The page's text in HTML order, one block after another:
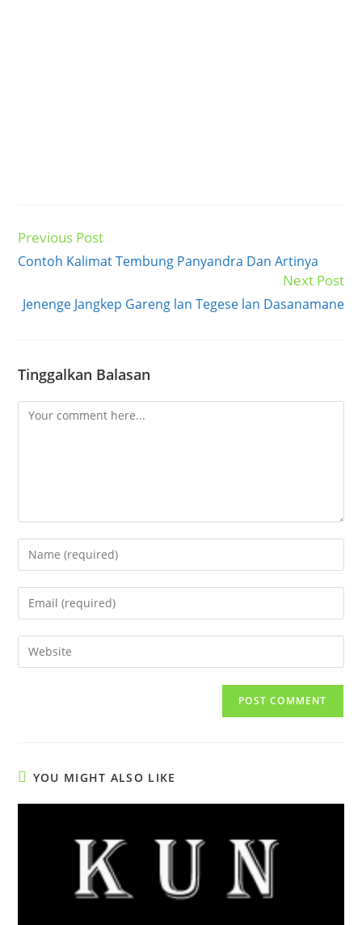
Read
articles
Previous Post
Contoh Kalimat Tembung Panyandra Dan Artinya
Next Post
Jenenge Jangkep Gareng lan Tegese lan Dasanamane
Tinggalkan Balasan
Comment
Enter
your
name
comment
Enter
your
email
address
Enter
your
YOU MIGHT ALSO LIKE